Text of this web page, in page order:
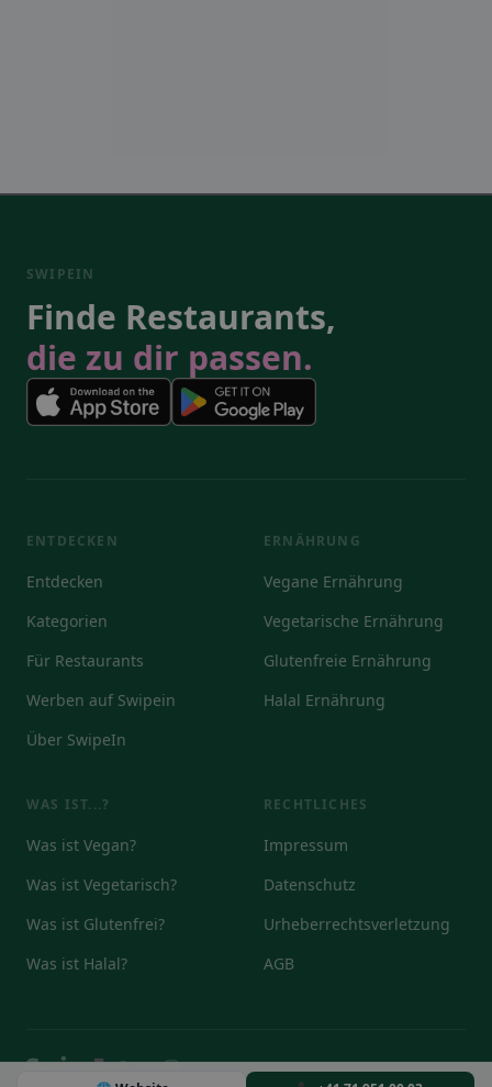
SWIPEIN
Finde Restaurants,
die zu dir passen.
ENTDECKEN
Entdecken
Kategorien
Für Restaurants
Werben auf Swipein
Über SwipeIn
ERNÄHRUNG
Vegane Ernährung
Vegetarische Ernährung
Glutenfreie Ernährung
Halal Ernährung
WAS IST...?
Was ist Vegan?
Was ist Vegetarisch?
Was ist Glutenfrei?
Was ist Halal?
RECHTLICHES
Impressum
Datenschutz
Urheberrechtsverletzung
AGB
© 2026